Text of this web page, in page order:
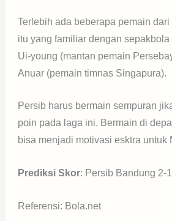
Terlebih ada beberapa pemain
itu yang familiar dengan
Ui-young (mantan pemain
Anuar (pemain timnas Singapura).
Persib harus bermain sempuran
poin pada laga ini. Bermain di
bisa menjadi motivasi esktra untuk
Prediksi Skor: Persib Bandung 2-
Referensi: Bola.net